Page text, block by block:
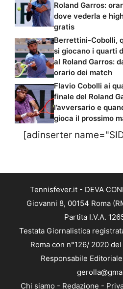
Roland Garros:
dove vederla e
gratis
Berrettini-Cobolli,
si giocano i quarti
al Roland Garros:
orario dei match
Flavio Cobolli ai
finale del Roland
l’avversario e
gioca il prossimo
[adinserter
Tennisfever.it - DEVA
Giovanni 8, 00154 Roma
Partita I.V.A.
Testata Giornalistica
Roma con n°126/ 2020
Responsabile
Chi siamo - Redazione -